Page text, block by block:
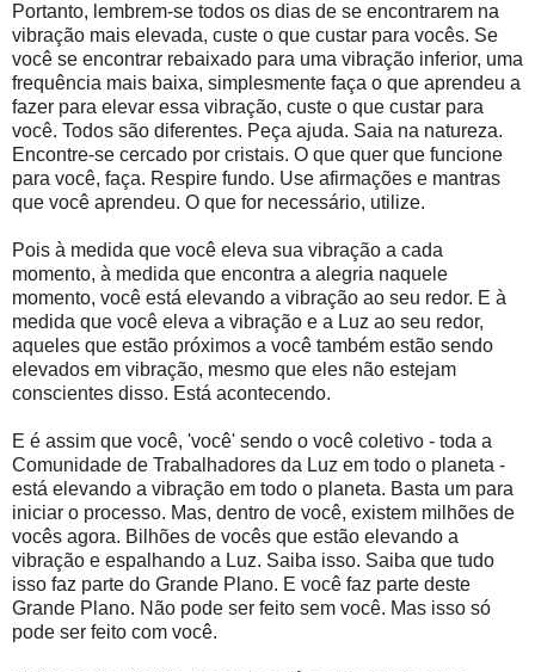
Portanto, lembrem-se todos os dias de se encontrarem na
vibração mais elevada, custe o que custar para vocês. Se
você se encontrar rebaixado para uma vibração inferior, uma
frequência mais baixa, simplesmente faça o que aprendeu a
fazer para elevar essa vibração, custe o que custar para
você. Todos são diferentes. Peça ajuda. Saia na natureza.
Encontre-se cercado por cristais. O que quer que funcione
para você, faça. Respire fundo. Use afirmações e mantras
que você aprendeu. O que for necessário, utilize.
Pois à medida que você eleva sua vibração a cada
momento, à medida que encontra a alegria naquele
momento, você está elevando a vibração ao seu redor. E à
medida que você eleva a vibração e a Luz ao seu redor,
aqueles que estão próximos a você também estão sendo
elevados em vibração, mesmo que eles não estejam
conscientes disso. Está acontecendo.
E é assim que você, 'você' sendo o você coletivo - toda a
Comunidade de Trabalhadores da Luz em todo o planeta -
está elevando a vibração em todo o planeta. Basta um para
iniciar o processo. Mas, dentro de você, existem milhões de
vocês agora. Bilhões de vocês que estão elevando a
vibração e espalhando a Luz. Saiba isso. Saiba que tudo
isso faz parte do Grande Plano. E você faz parte deste
Grande Plano. Não pode ser feito sem você. Mas isso só
pode ser feito com você.